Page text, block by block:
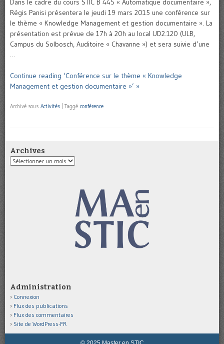
Régis Panisi présentera le jeudi 19 mars 2015 une conférence sur
le thème « Knowledge Management et gestion documentaire ». La
présentation est prévue de 17h à 20h au local UD2.120 (ULB,
Campus du Solbosch, Auditoire « Chavanne ») et sera suivie d’une
Continue reading ‘Conférence sur le thème « Knowledge
Management et gestion documentaire »’ »
Archivé sous Activités Taggé conférence
Archives
Archives
Administration
Connexion
Flux des publications
Flux des commentaires
Site de WordPress-FR